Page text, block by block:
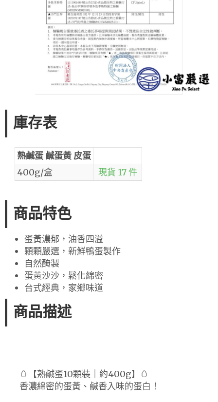
庫存表
熟鹹蛋 鹹蛋黃 皮蛋
400g/盒
現貨 17 件
商品特色
蛋黃濃郁，油香四溢
顆顆嚴選，新鮮鴨蛋製作
自然醃製
蛋黃沙沙，鬆化綿密
台式經典，家鄉味道
商品描述
🥚【熟鹹蛋10顆裝｜約400g】🥚
香濃綿密的蛋黃、鹹香入味的蛋白！